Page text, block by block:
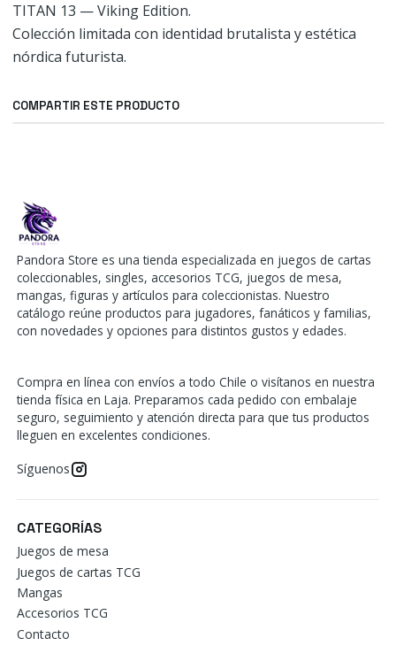
TITAN 13 — Viking Edition.
Colección limitada con identidad brutalista y estética
nórdica futurista.
COMPARTIR ESTE PRODUCTO
Pandora Store es una tienda especializada en juegos de cartas
coleccionables, singles, accesorios TCG, juegos de mesa,
mangas, figuras y artículos para coleccionistas. Nuestro
catálogo reúne productos para jugadores, fanáticos y familias,
con novedades y opciones para distintos gustos y edades.
Compra en línea con envíos a todo Chile o visítanos en nuestra
tienda física en Laja. Preparamos cada pedido con embalaje
seguro, seguimiento y atención directa para que tus productos
lleguen en excelentes condiciones.
Síguenos
CATEGORÍAS
Juegos de mesa
Juegos de cartas TCG
Mangas
Accesorios TCG
Contacto